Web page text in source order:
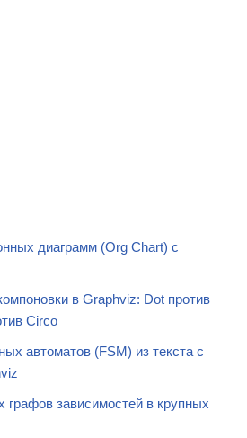
диаграмм (Org Chart) с
в Graphviz: Dot против
Circo
автоматов (FSM) из текста с
графов зависимостей в крупных